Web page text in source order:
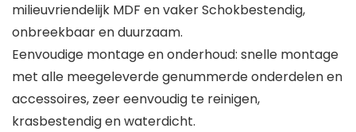
milieuvriendelijk MDF en vaker Schokbestendig,
onbreekbaar en duurzaam.
Eenvoudige montage en onderhoud: snelle montage
met alle meegeleverde genummerde onderdelen en
accessoires, zeer eenvoudig te reinigen,
krasbestendig en waterdicht.